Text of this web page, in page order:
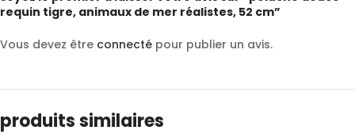
requin tigre, animaux de mer réalistes, 52 cm”
Vous devez être connecté pour publier un avis.
produits similaires